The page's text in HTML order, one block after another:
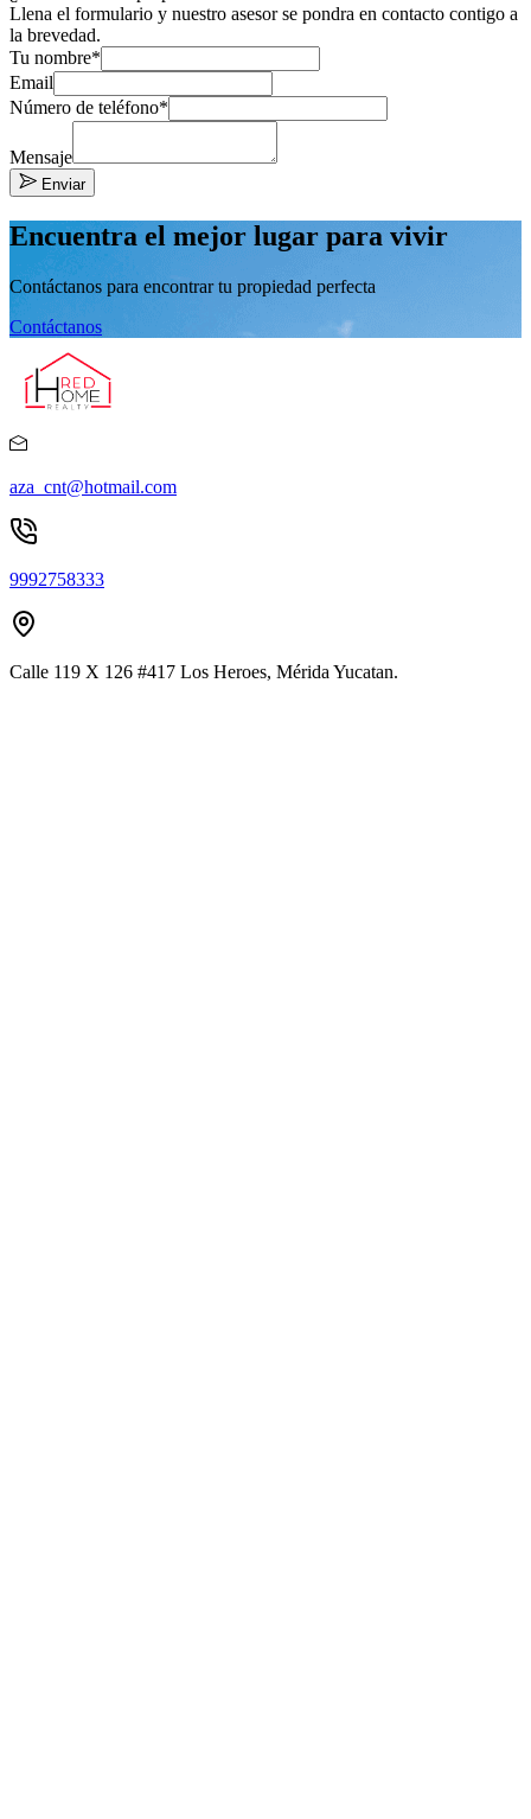
Llena el formulario y nuestro asesor se pondra en contacto contigo a
la brevedad.
Tu nombre*
Email
Número de teléfono*
Mensaje
Enviar
Encuentra el mejor lugar para vivir
Contáctanos para encontrar tu propiedad perfecta
Contáctanos
aza_cnt@hotmail.com
9992758333
Calle 119 X 126 #417 Los Heroes, Mérida Yucatan.